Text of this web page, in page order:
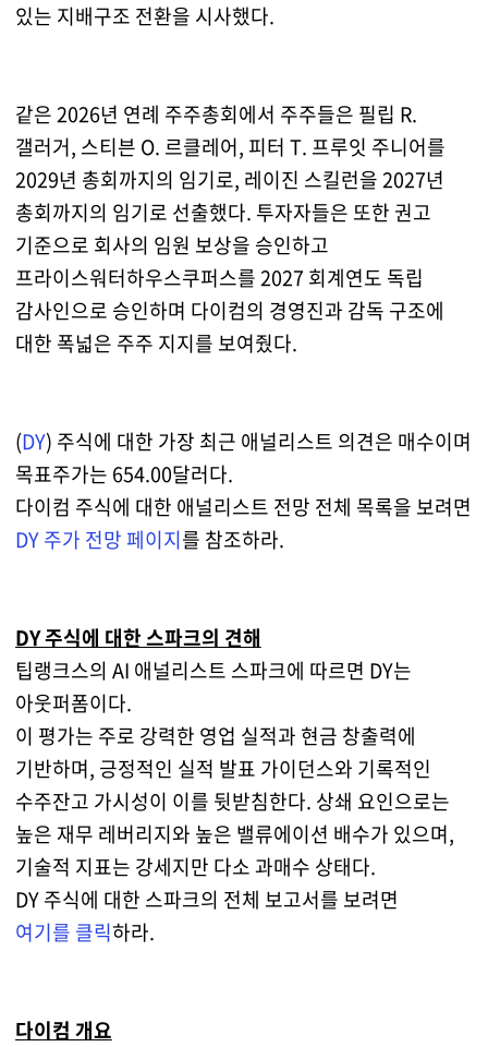
있는 지배구조 전환을 시사했다.
같은 2026년 연례 주주총회에서 주주들은 필립 R.
갤러거, 스티븐 O. 르클레어, 피터 T. 프루잇 주니어를
2029년 총회까지의 임기로, 레이진 스킬런을 2027년
총회까지의 임기로 선출했다. 투자자들은 또한 권고
기준으로 회사의 임원 보상을 승인하고
프라이스워터하우스쿠퍼스를 2027 회계연도 독립
감사인으로 승인하며 다이컴의 경영진과 감독 구조에
대한 폭넓은 주주 지지를 보여줬다.
(DY) 주식에 대한 가장 최근 애널리스트 의견은 매수이며
목표주가는 654.00달러다.
다이컴 주식에 대한 애널리스트 전망 전체 목록을 보려면
DY 주가 전망 페이지를 참조하라.
DY 주식에 대한 스파크의 견해
팁랭크스의 AI 애널리스트 스파크에 따르면 DY는
아웃퍼폼이다.
이 평가는 주로 강력한 영업 실적과 현금 창출력에
기반하며, 긍정적인 실적 발표 가이던스와 기록적인
수주잔고 가시성이 이를 뒷받침한다. 상쇄 요인으로는
높은 재무 레버리지와 높은 밸류에이션 배수가 있으며,
기술적 지표는 강세지만 다소 과매수 상태다.
DY 주식에 대한 스파크의 전체 보고서를 보려면
여기를 클릭하라.
다이컴 개요